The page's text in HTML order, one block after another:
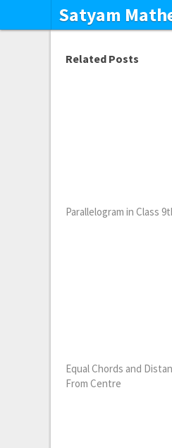
Satyam
Related Posts
Parallelogram in Class
Equal Chords and
From Centre